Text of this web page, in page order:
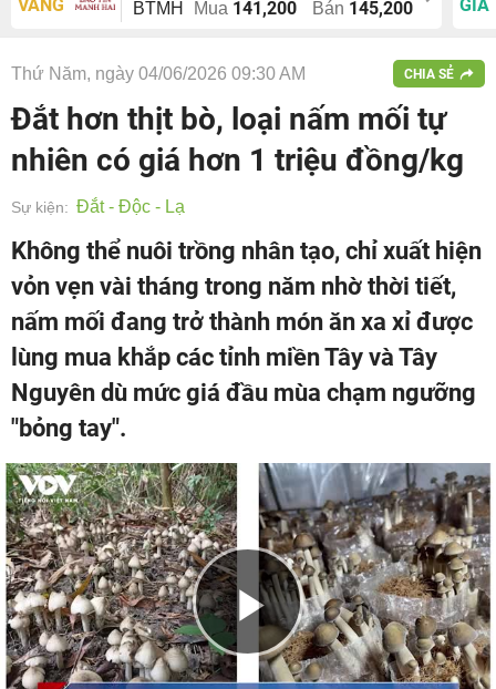
VÀNG
BTMH Mua 141,200 Bán 145,200
GIÁ
Thứ Năm, ngày 04/06/2026 09:30 AM CHIA SẺ
Đắt hơn thịt bò, loại nấm mối tự
nhiên có giá hơn 1 triệu đồng/kg
Sự kiện: Đắt - Độc - Lạ
Không thể nuôi trồng nhân tạo, chỉ xuất hiện
vỏn vẹn vài tháng trong năm nhờ thời tiết,
nấm mối đang trở thành món ăn xa xỉ được
lùng mua khắp các tỉnh miền Tây và Tây
Nguyên dù mức giá đầu mùa chạm ngưỡng
"bỏng tay".
Play